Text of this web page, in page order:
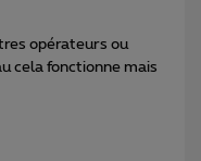
opérateurs ou
cela fonctionne mais